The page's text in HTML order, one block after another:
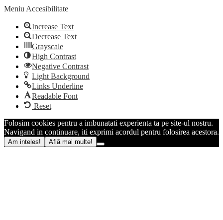
Meniu Accesibilitate
Increase Text
Decrease Text
Grayscale
High Contrast
Negative Contrast
Light Background
Links Underline
Readable Font
Reset
Folosim cookies pentru a imbunatati experienta ta pe site-ul nostru.
Navigand in continuare, iti exprimi acordul pentru folosirea acestora.
Am inteles! Află mai multe!